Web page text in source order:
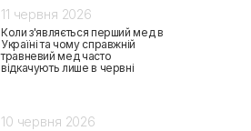
11 червня 2026
Коли з'являється перший мед в
Україні та чому справжній
травневий мед часто
відкачують лише в червні
10 червня 2026